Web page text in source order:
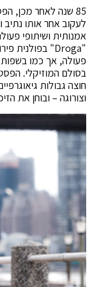
לעקוב אחר אותו
אמנותית ושיתופי
פעולה, אך כמו בשפות
בסולם המוזיקלי.
חוצה גבולות
וצורוגה – ובוחן את